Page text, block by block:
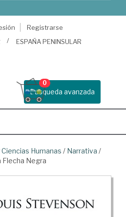
Registrarse
ESPAÑA PENINSULAR
Busqueda avanzada
0
Humanas / Narrativa /
Flecha Negra